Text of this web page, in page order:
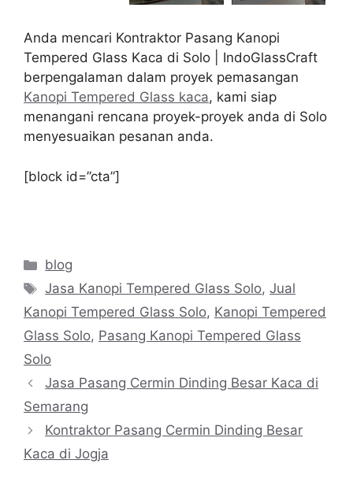
Anda mencari Kontraktor Pasang Kanopi
Tempered Glass Kaca di Solo | IndoGlassCraft
berpengalaman dalam proyek pemasangan
Kanopi Tempered Glass kaca, kami siap
menangani rencana proyek-proyek anda di Solo
menyesuaikan pesanan anda.
[block id=”cta”]
Categories
blog
Tags
Jasa Kanopi Tempered Glass Solo,Jual
Kanopi Tempered Glass Solo, Kanopi Tempered
Glass Solo, Pasang Kanopi Tempered Glass
Solo
Jasa Pasang Cermin Dinding Besar Kaca di
Semarang
Kontraktor Pasang Cermin Dinding Besar
Kaca di Jogja